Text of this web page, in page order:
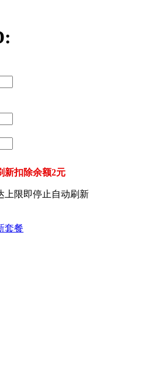
新扣除余额2元
上限即停止自动刷新
套餐